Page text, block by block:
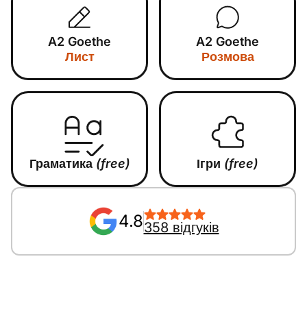
A2 Goethe
Лист
A2 Goethe
Розмова
Граматика (free) Ігри (free)
4.8358 відгуків